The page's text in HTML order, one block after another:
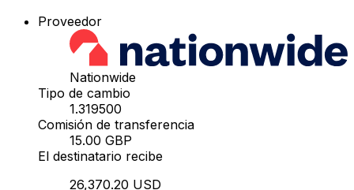
Proveedor
Nationwide
Tipo de cambio
1.319500
Comisión de transferencia
15.00 GBP
El destinatario recibe
26,370.20 USD